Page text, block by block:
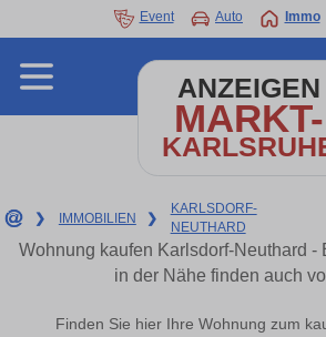
Event Auto Immo
ANZEIGEN
MARKT-
❯ IMMOBILIEN ❯
KARLSDORF-
NEUTHARD
Wohnung kaufen Karlsdorf-Neuthard -
in der Nähe finden auch
Finden Sie hier Ihre Wohnung zum